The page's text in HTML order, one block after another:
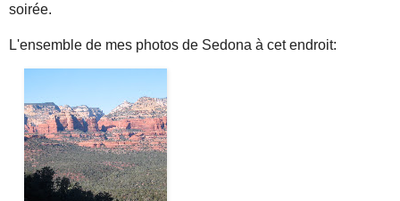
soirée.
L'ensemble de mes photos de Sedona à cet endroit: